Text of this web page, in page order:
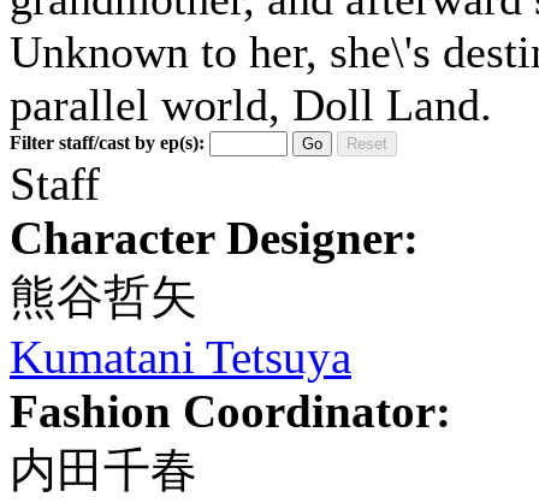
Unknown to her, she\'s
parallel world, Doll Land.
Filter staff/cast by ep(s): Go Reset
Staff
Character Designer:
熊谷哲矢
Kumatani Tetsuya
Fashion Coordinator:
内田千春